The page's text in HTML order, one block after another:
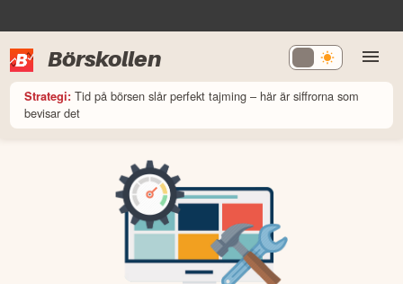
Börskollen
Strategi: Tid på börsen slår perfekt tajming – här är siffrorna som
bevisar det